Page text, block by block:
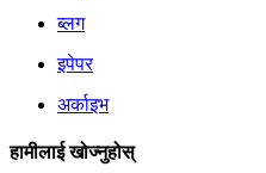
ब्लग
इपेपर
अर्काइभ
हामीलाई खोज्नुहोस्